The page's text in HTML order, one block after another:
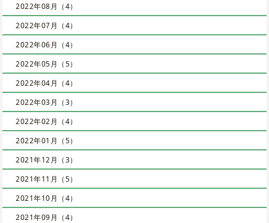
2022年08月（4）
2022年07月（4）
2022年06月（4）
2022年05月（5）
2022年04月（4）
2022年03月（3）
2022年02月（4）
2022年01月（5）
2021年12月（3）
2021年11月（5）
2021年10月（4）
2021年09月（4）